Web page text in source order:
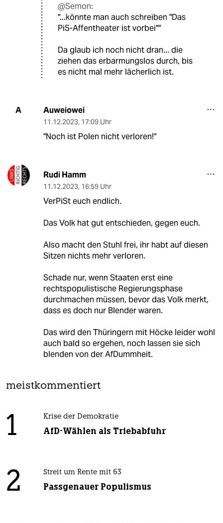
@Semon:
"...könnte man auch schreiben "Das
PiS-Affentheater ist vorbei""
Da glaub ich noch nicht dran... die
ziehen das erbarmungslos durch, bis
es nicht mal mehr lächerlich ist.
A Auweiowei
11.12.2023, 17:09 Uhr
"Noch ist Polen nicht verloren!"
Rudi Hamm
11.12.2023, 16:59 Uhr
VerPiSt euch endlich.
Das Volk hat gut entschieden, gegen euch.
Also macht den Stuhl frei, ihr habt auf diesen
Sitzen nichts mehr verloren.
Schade nur, wenn Staaten erst eine
rechtspopulistische Regierungsphase
durchmachen müssen, bevor das Volk merkt,
dass es doch nur Blender waren.
Das wird den Thüringern mit Höcke leider wohl
auch bald so ergehen, noch lassen sie sich
blenden von der AfDummheit.
meistkommentiert
1 Krise der Demokratie
AfD-Wählen als Triebabfuhr
2 Streit um Rente mit 63
Passgenauer Populismus